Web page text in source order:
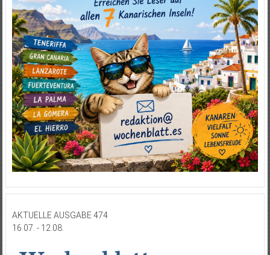
AKTUELLE AUSGABE 474
16.07. - 12.08.